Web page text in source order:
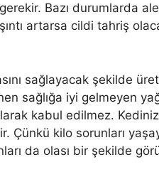
Bazı durumlarda
artarsa cildi tahriş
sağlayacak şekilde
sağlığa iyi gelmeyen
kabul edilmez.
Çünkü kilo sorunları
da olası bir şekilde